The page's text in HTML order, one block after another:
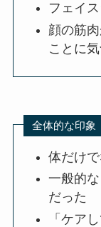
フェイ
顔の筋
ことに
全体的な印象
体だけ
一般的
だった
「ケア